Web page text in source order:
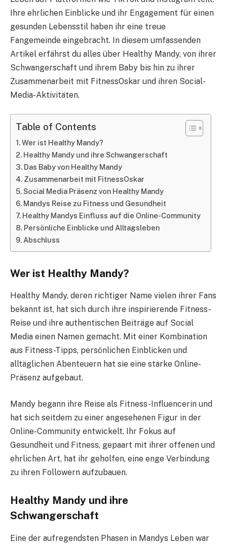
Ihre ehrlichen Einblicke und ihr Engagement für einen
gesunden Lebensstil haben ihr eine treue
Fangemeinde eingebracht. In diesem umfassenden
Artikel erfährst du alles über Healthy Mandy, von ihrer
Schwangerschaft und ihrem Baby bis hin zu ihrer
Zusammenarbeit mit FitnessOskar und ihren Social-
Media-Aktivitäten.
Table of Contents
Wer ist Healthy Mandy?
Healthy Mandy und ihre Schwangerschaft
Das Baby von Healthy Mandy
Zusammenarbeit mit FitnessOskar
Social Media Präsenz von Healthy Mandy
Mandys Reise zu Fitness und Gesundheit
Healthy Mandys Einfluss auf die Online-Community
Persönliche Einblicke und Alltagsleben
Abschluss
Wer ist Healthy Mandy?
Healthy Mandy, deren richtiger Name vielen ihrer Fans
bekannt ist, hat sich durch ihre inspirierende Fitness-
Reise und ihre authentischen Beiträge auf Social
Media einen Namen gemacht. Mit einer Kombination
aus Fitness-Tipps, persönlichen Einblicken und
alltäglichen Abenteuern hat sie eine starke Online-
Präsenz aufgebaut.
Mandy begann ihre Reise als Fitness-Influencerin und
hat sich seitdem zu einer angesehenen Figur in der
Online-Community entwickelt. Ihr Fokus auf
Gesundheit und Fitness, gepaart mit ihrer offenen und
ehrlichen Art, hat ihr geholfen, eine enge Verbindung
zu ihren Followern aufzubauen.
Healthy Mandy und ihre
Schwangerschaft
Eine der aufregendsten Phasen in Mandys Leben war